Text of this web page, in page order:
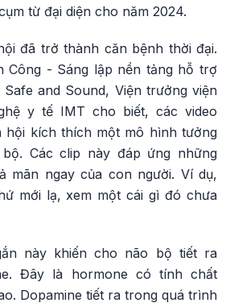
từ đại diện cho năm 2024.
đã trở thành căn bệnh thời đại.
Công - Sáng lập nền tảng hỗ trợ
and Sound, Viện trưởng viện
y tế IMT cho biết, các video
hội kích thích một mô hình tưởng
Các clip này đáp ứng những
mãn ngay của con người. Ví dụ,
mới lạ, xem một cái gì đó chưa
này khiến cho não bộ tiết ra
Đây là hormone có tính chất
Dopamine tiết ra trong quá trình